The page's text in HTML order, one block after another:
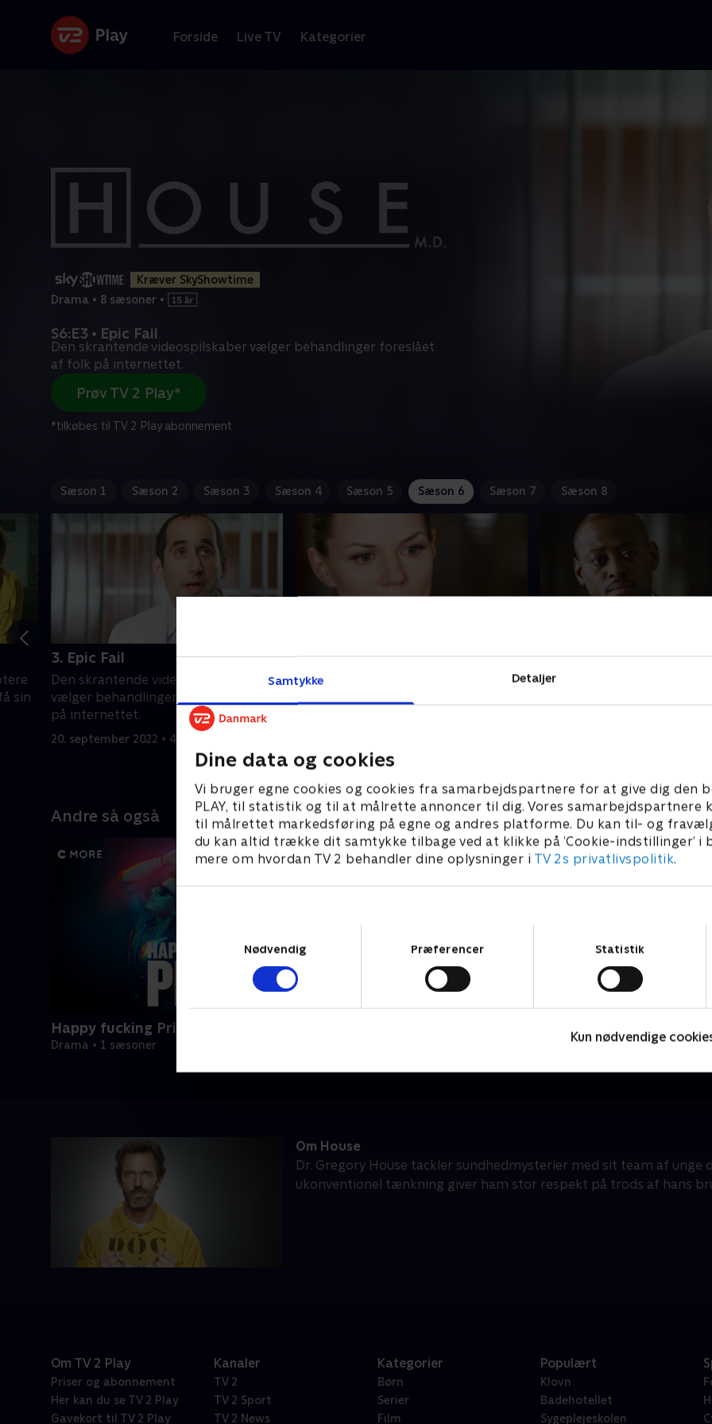
Samtykke Detaljer
Dine data og cookies
Vi bruger egne cookies og cookies fra samarbejdspartnere for at give dig den
PLAY, til statistik og til at målrette annoncer til dig. Vores samarbejdspartnere
til målrettet markedsføring på egne og andres platforme. Du kan til- og
du kan altid trække dit samtykke tilbage ved at klikke på ’Cookie-indstillinger’ i
mere om hvordan TV 2 behandler dine oplysninger i TV 2s privatlivspolitik.
Nødvendig
Præferencer Statistik
Kun nødvendige
Forside Live TV Kategorier
Kræver SkyShowtime
Drama • 8 sæsoner •
S6:E3 • Epic Fail
Den skrantende videospilskaber vælger behandlinger foreslået
af folk på internettet.
Prøv TV 2 Play*
*tilkøbes til TV 2 Play abonnement
Sæson 1 Sæson 2 Sæson 3 Sæson 4 Sæson 5 Sæson 6 Sæson 7 Sæson 8
sin
3. Epic Fail
Den skrantende videospilskaber
vælger behandlinger foreslået af folk
på internettet.
20. september 2022 • 42 min
4. The Tyrant
Holdet behandler en kontroversiel
En velhavende
Andre så også
Happy fucking Pride
Drama • 1 sæsoner
Om House
Dr. Gregory House tackler sundhedmysterier med sit team af
ukonventionel tænkning giver ham stor respekt på trods af hans
Om TV 2 Play
Priser og abonnement
Her kan du se TV 2 Play
Gavekort til TV 2 Play
Kanaler
TV 2
TV 2 Sport
TV 2 News
Kategorier
Børn
Serier
Film
Populært
Klovn
Badehotellet
Sygeplejeskolen